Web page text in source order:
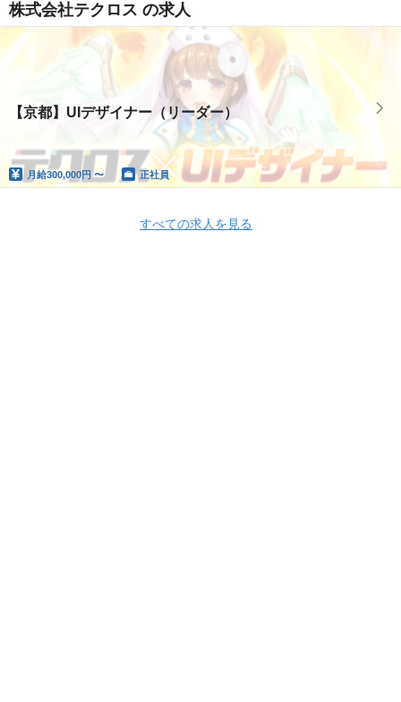
株式会社テクロス の求人
【京都】UIデザイナー（リーダー）
月給300,000円 〜 正社員
すべての求人を見る